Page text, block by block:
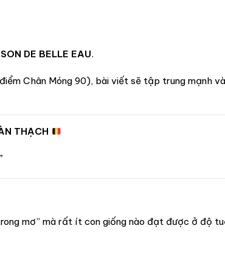
DE BELLE EAU.
Chân Móng 90), bài viết sẽ tập trung mạnh
THẠCH
mơ” mà rất ít con giống nào đạt được ở độ